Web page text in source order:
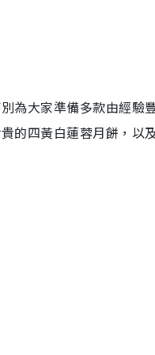
為大家準備多款由經驗
的四黃白蓮蓉月餅，以